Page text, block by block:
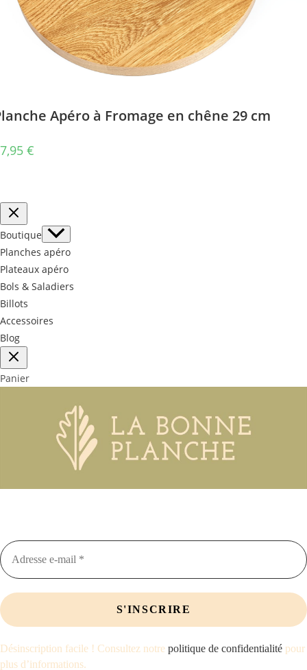
Apéro à Fromage en chêne 29 cm
€
Boutique
Planches apéro
Plateaux apéro
Bols & Saladiers
Billots
Accessoires
Blog
Panier
Désinscription facile ! Consultez notre politique de confidentialité pour
plus d’informations.